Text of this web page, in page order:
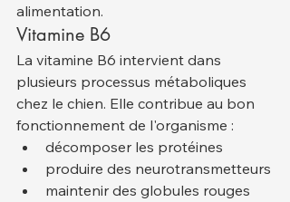
alimentation.
Vitamine B6
La vitamine B6 intervient dans
plusieurs processus métaboliques
chez le chien. Elle contribue au bon
fonctionnement de l'organisme :
décomposer les protéines
produire des neurotransmetteurs
maintenir des globules rouges